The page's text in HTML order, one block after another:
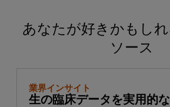
あなたが好きかもし
ソース
業界インサイト
生の臨床データを実用的